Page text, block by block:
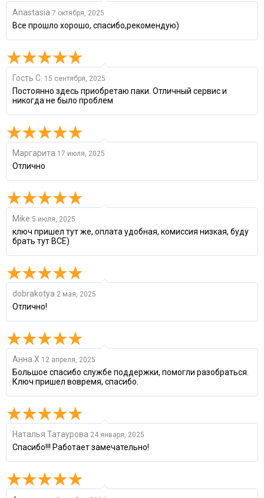
Anastasia 7 октября, 2025
Все прошло хорошо, спасибо,рекомендую)
Гость С. 15 сентября, 2025
Постоянно здесь приобретаю паки. Отличный сервис и
никогда не было проблем
Маргарита 17 июля, 2025
Отлично
Mike 5 июля, 2025
ключ пришел тут же, оплата удобная, комиссия низкая, буду
брать тут ВСЕ)
dobrakotya 2 мая, 2025
Отлично!
Анна Х 12 апреля, 2025
Большое спасибо службе поддержки, помогли разобраться.
Ключ пришел вовремя, спасибо.
Наталья Татаурова 24 января, 2025
Спасибо!!! Работает замечательно!